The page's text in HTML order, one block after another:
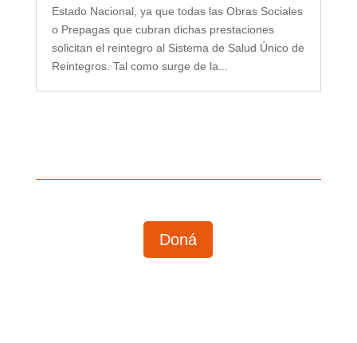
Estado Nacional, ya que todas las Obras Sociales
o Prepagas que cubran dichas prestaciones
solicitan el reintegro al Sistema de Salud Único de
Reintegros. Tal como surge de la...
Doná